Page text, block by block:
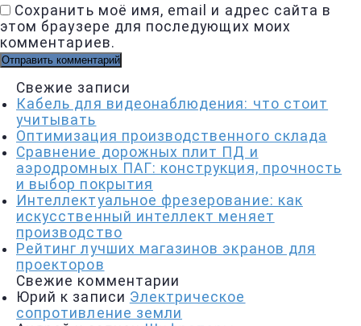
Сохранить моё имя, email и адрес сайта в
этом браузере для последующих моих
комментариев.
Свежие записи
Кабель для видеонаблюдения: что стоит
учитывать
Оптимизация производственного склада
Сравнение дорожных плит ПД и
аэродромных ПАГ: конструкция, прочность
и выбор покрытия
Интеллектуальное фрезерование: как
искусственный интеллект меняет
производство
Рейтинг лучших магазинов экранов для
проекторов
Свежие комментарии
Юрий к записи Электрическое
сопротивление земли